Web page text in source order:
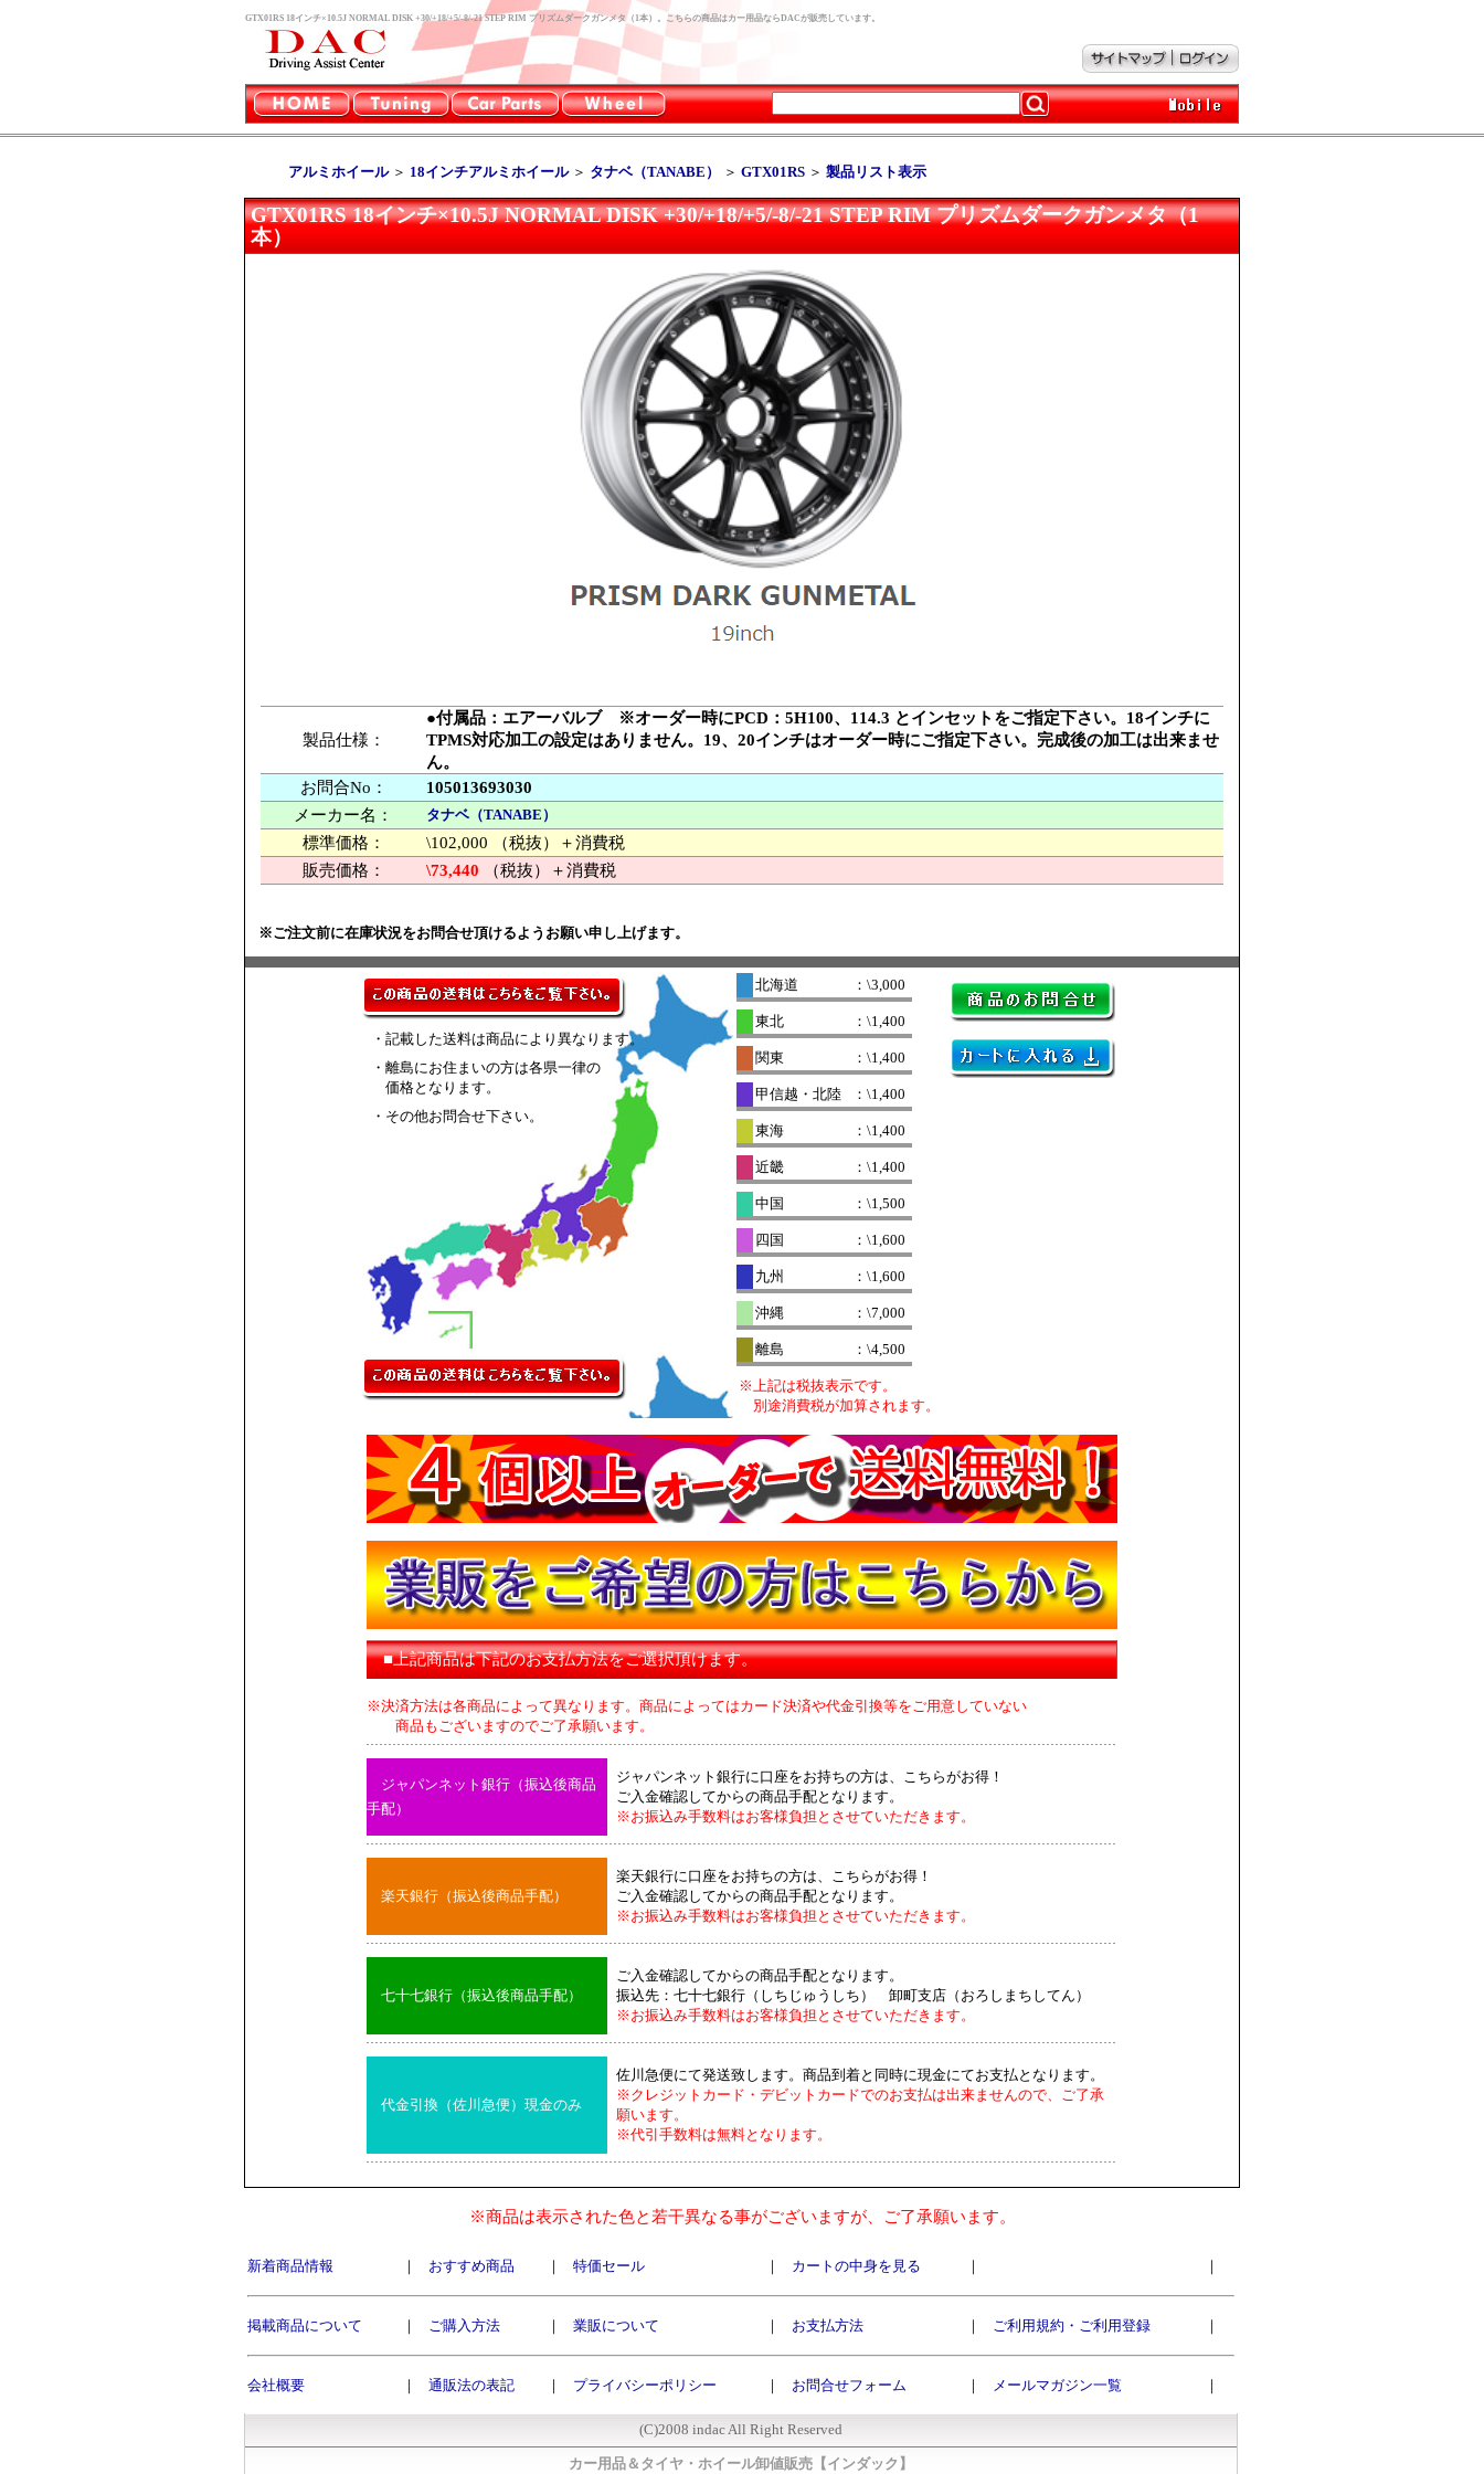
GTX01RS 18インチ×10.5J NORMAL DISK +30/+18/+5/-8/-21 STEP RIM プリズムダークガンメタ（1本）。こちらの商品はカー用品ならDACが販売しています。
アルミホイール＞ 18インチアルミホイール＞ タナベ（TANABE） ＞ GTX01RS ＞ 製品リスト表示
GTX01RS 18インチ×10.5J NORMAL DISK +30/+18/+5/-8/-21 STEP RIM プリズムダークガンメタ（1
本）
製品仕様：
●付属品：エアーバルブ ※オーダー時にPCD：5H100、114.3 とインセットをご指定下さい。18インチに
TPMS対応加工の設定はありません。19、20インチはオーダー時にご指定下さい。完成後の加工は出来ませ
ん。
お問合No：
105013693030
メーカー名：
タナベ（TANABE）
標準価格：
\102,000 （税抜）＋消費税
販売価格：
\73,440 （税抜）＋消費税
※ご注文前に在庫状況をお問合せ頂けるようお願い申し上げます。
・記載した送料は商品により異なります。
・離島にお住まいの方は各県一律の
価格となります。
・その他お問合せ下さい。
北海道 ：\3,000
東北 ：\1,400
関東 ：\1,400
甲信越・北陸 ：\1,400
東海 ：\1,400
近畿 ：\1,400
中国 ：\1,500
四国 ：\1,600
九州 ：\1,600
沖縄 ：\7,000
離島 ：\4,500
※上記は税抜表示です。
別途消費税が加算されます。
■上記商品は下記のお支払方法をご選択頂けます。
※決済方法は各商品によって異なります。商品によってはカード決済や代金引換等をご用意していない
商品もございますのでご了承願います。
ジャパンネット銀行（振込後商品
手配）
ジャパンネット銀行に口座をお持ちの方は、こちらがお得！
ご入金確認してからの商品手配となります。
※お振込み手数料はお客様負担とさせていただきます。
楽天銀行（振込後商品手配）
楽天銀行に口座をお持ちの方は、こちらがお得！
ご入金確認してからの商品手配となります。
※お振込み手数料はお客様負担とさせていただきます。
七十七銀行（振込後商品手配）
ご入金確認してからの商品手配となります。
振込先：七十七銀行（しちじゅうしち） 卸町支店（おろしまちしてん）
※お振込み手数料はお客様負担とさせていただきます。
代金引換（佐川急便）現金のみ
佐川急便にて発送致します。商品到着と同時に現金にてお支払となります。
※クレジットカード・デビットカードでのお支払は出来ませんので、ご了承
願います。
※代引手数料は無料となります。
※商品は表示された色と若干異なる事がございますが、ご了承願います。
新着商品情報 ｜ おすすめ商品 ｜ 特価セール ｜ カートの中身を見る ｜ ｜
掲載商品について ｜ ご購入方法 ｜ 業販について ｜ お支払方法 ｜ ご利用規約・ご利用登録 ｜
会社概要 ｜ 通販法の表記 ｜ プライバシーポリシー ｜ お問合せフォーム ｜ メールマガジン一覧 ｜
(C)2008 indac All Right Reserved
カー用品＆タイヤ・ホイール卸値販売【インダック】